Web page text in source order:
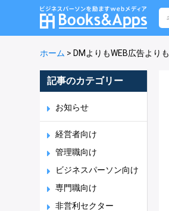
ホーム > DMよりもWEB広告より
記事のカテゴリー
お知らせ
経営者向け
管理職向け
ビジネスパーソン向け
専門職向け
非営利セクター